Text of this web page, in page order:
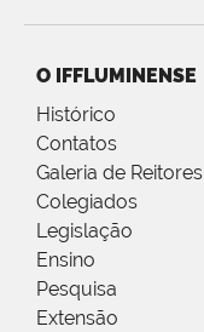
O IFFLUMINENSE
Histórico
Contatos
Galeria de Reitores
Colegiados
Legislação
Ensino
Pesquisa
Extensão